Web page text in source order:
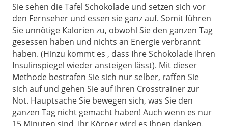
Sie sehen die Tafel Schokolade und setzen sich vor
den Fernseher und essen sie ganz auf. Somit führen
Sie unnötige Kalorien zu, obwohl Sie den ganzen Tag
gesessen haben und nichts an Energie verbrannt
haben. (Hinzu kommt es , dass Ihre Schokolade Ihren
Insulinspiegel wieder ansteigen lässt). Mit dieser
Methode bestrafen Sie sich nur selber, raffen Sie
sich auf und gehen Sie auf Ihren Crosstrainer zur
Not. Hauptsache Sie bewegen sich, was Sie den
ganzen Tag nicht gemacht haben! Auch wenn es nur